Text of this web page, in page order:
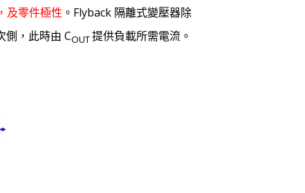
及零件極性 。Flyback 隔離式變壓器除
側，此時由 COUT提供負載所需電流。